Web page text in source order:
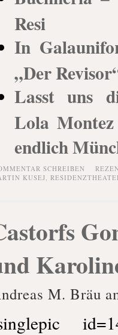
Resi
In
„Der
Lasst uns
Lola
endlich
SCHREIBEN
KUSEJ,
M. Bräu